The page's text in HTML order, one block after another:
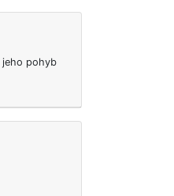
jeho pohyb